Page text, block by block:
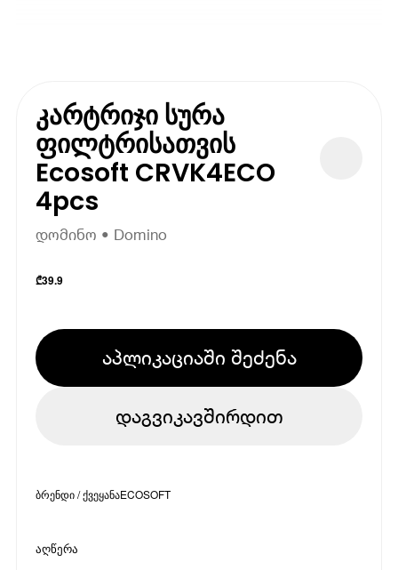
კარტრიჯი სურა
ფილტრისათვის
Ecosoft CRVK4ECO
4pcs
დომინო • Domino
₾39.9
აპლიკაციაში შეძენა
დაგვიკავშირდით
ბრენდი / ქვეყანაECOSOFT
აღწერა